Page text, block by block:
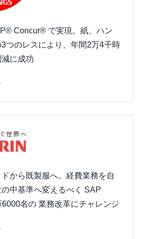
Concur® で実現。紙、ハン
つのレスにより、年間2万4千時
に成功
から既製服へ。経費業務を自
中基準へ変えるべく SAP
名の 業務改革にチャレンジ